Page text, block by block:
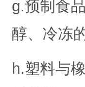
g.预制食
醇、冷冻
h.塑料与